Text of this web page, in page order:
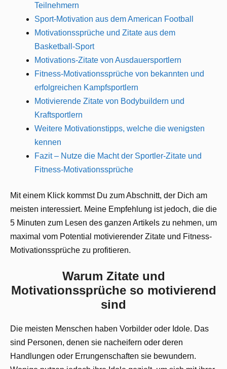
Teilnehmern
Sport-Motivation aus dem American Football
Motivationssprüche und Zitate aus dem
Basketball-Sport
Motivations-Zitate von Ausdauersportlern
Fitness-Motivationssprüche von bekannten und
erfolgreichen Kampfsportlern
Motivierende Zitate von Bodybuildern und
Kraftsportlern
Weitere Motivationstipps, welche die wenigsten
kennen
Fazit – Nutze die Macht der Sportler-Zitate und
Fitness-Motivationssprüche
Mit einem Klick kommst Du zum Abschnitt, der Dich am
meisten interessiert. Meine Empfehlung ist jedoch, die die
5 Minuten zum Lesen des ganzen Artikels zu nehmen, um
maximal vom Potential motivierender Zitate und Fitness-
Motivationssprüche zu profitieren.
Warum Zitate und
Motivationssprüche so motivierend
sind
Die meisten Menschen haben Vorbilder oder Idole. Das
sind Personen, denen sie nacheifern oder deren
Handlungen oder Errungenschaften sie bewundern.